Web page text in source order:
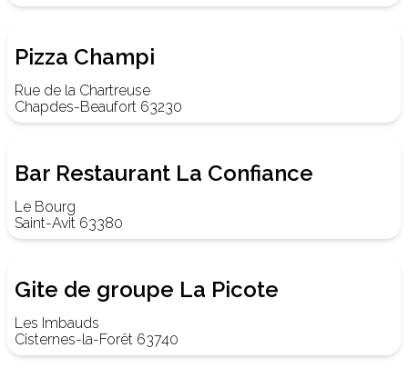
Pizza Champi
Rue de la Chartreuse
Chapdes-Beaufort 63230
Bar Restaurant La Confiance
Le Bourg
Saint-Avit 63380
Gite de groupe La Picote
Les Imbauds
Cisternes-la-Forêt 63740